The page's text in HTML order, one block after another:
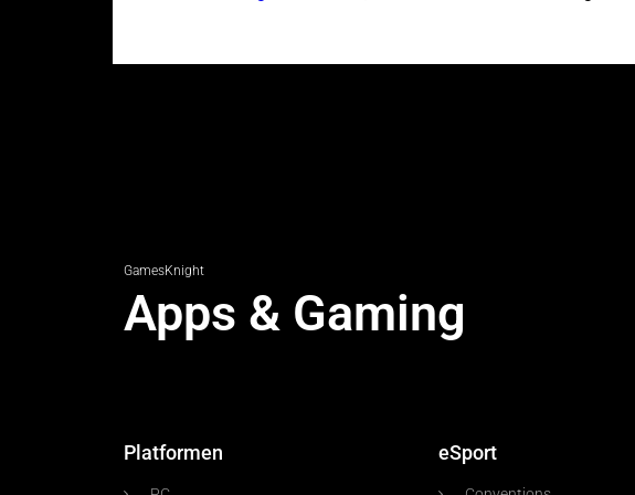
GamesKnight
Apps & Gaming
Platformen eSport